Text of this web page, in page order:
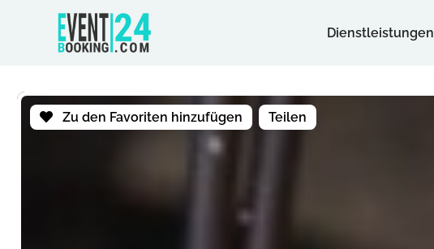
Dienstleistungen
Zu den Favoriten hinzufügen Teilen